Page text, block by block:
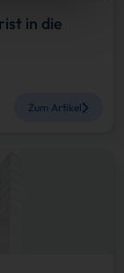
in die
Zum Artikel